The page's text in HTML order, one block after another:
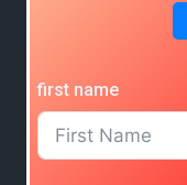
first name